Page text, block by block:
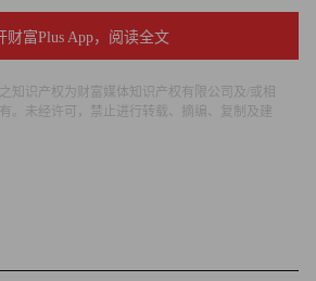
市市长佐赫兰·马姆达尼甚至在竞选
负担性”纳入其竞选纲领。
University）商学院法律与伦理学教
升
财富Plus App，阅读全文
知识产权为财富媒体知识产权有限公司及/或相
。未经许可，禁止进行转载、摘编、复制及建